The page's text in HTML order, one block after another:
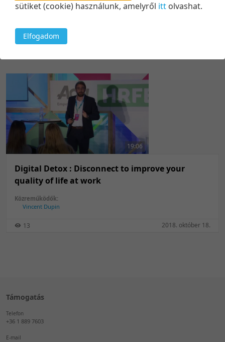
Relevancia szerint
Kezdés/felvétel dátuma szerint
Kezdés/felvétel dátuma szerint
Feltöltés dátuma szerint
Feltöltés dátuma szerint
Utolsó módosítás szerint
Utolsó módosítás szerint
5 tétel/oldal
10 tétel/oldal
20 tétel/oldal
50 tétel/oldal
100 tétel/oldal
19:06
Digital Detox : Disconnect to improve your
quality of life at work
Közreműködők:
Vincent Dupin
13 2018. október 18.
Támogatás
Telefon
+36 1 889 7603
E-mail
sütiket (cookie) használunk, amelyről itt olvashat.
Elfogadom